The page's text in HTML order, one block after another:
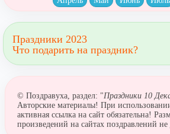
Праздники 2023
Что подарить на праздник?
© Поздравуха, раздел: "Праздники 10
Авторские материалы! При
активная ссылка на сайт обязательна!
произведений на сайтах поздравлений не